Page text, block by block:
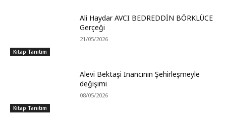
Kitap Tanıtım
Ali Haydar AVCI BEDREDDİN BÖRKLÜCE
Gerçeği
21/05/2026
Kitap Tanıtım
Alevi Bektaşi Inancının Şehirleşmeyle
değişimi
08/05/2026